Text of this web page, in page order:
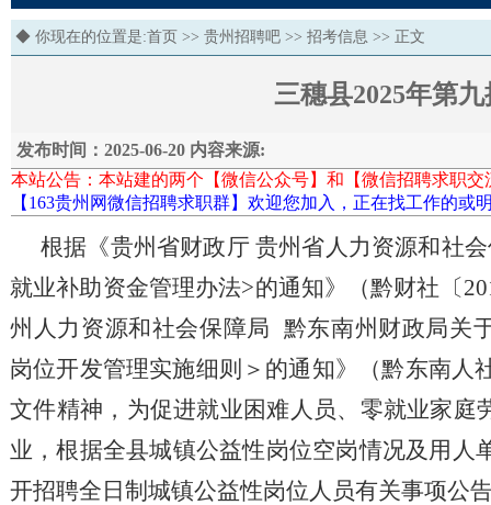
◆ 你现在的位置是:首页 >> 贵州招聘吧 >> 招考信息 >> 正文
三穗县2025年第
发布时间：2025-06-20 内容来源:
本站公告：本站建的两个【微信公众号】和【微信招聘求职
【163贵州网微信招聘求职群】欢迎您加入，正在找工作的
根据《贵州省财政厅 贵州省人力资源和社
就业补助资金管理办法>的通知》（黔财社〔
州人力资源和社会保障局 黔东南州财政局关
岗位开发管理实施细则＞的通知》（黔东南人
文件精神，为促进就业困难人员、零就业家庭
业，根据全县城镇公益性岗位空岗情况及用人
开招聘全日制城镇公益性岗位人员有关事项公